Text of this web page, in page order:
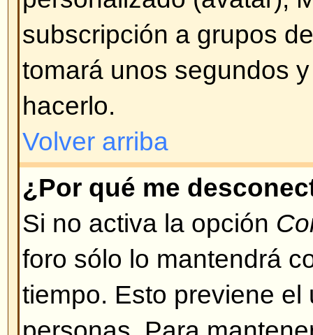
enviar puede ser cambiada.
Conectarse y pulse en¡He
Siga las instrucciones y podrá
de inmediato.
Volver arriba
¡Me registré pero no puedo
Primero verifique que está
usuario y contraseña correctos.
verifique estas posibilidades: si
soporte para COPPA y Ud.
13 añosmientras se registraba
las instrucciones que recibió. Si